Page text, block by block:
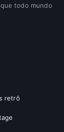
todo mundo
retrô